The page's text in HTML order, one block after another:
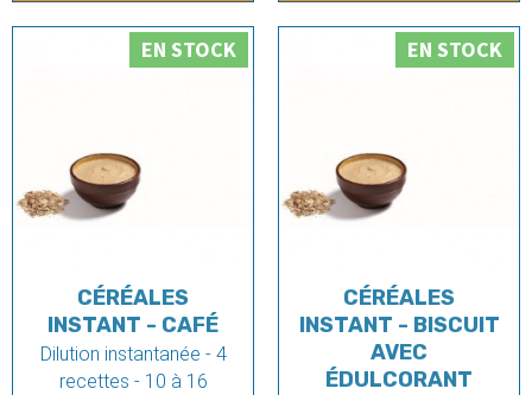
EN STOCK
CÉRÉALES
INSTANT - CAFÉ
Dilution instantanée - 4
recettes - 10 à 16
EN STOCK
CÉRÉALES
INSTANT - BISCUIT
AVEC
ÉDULCORANT